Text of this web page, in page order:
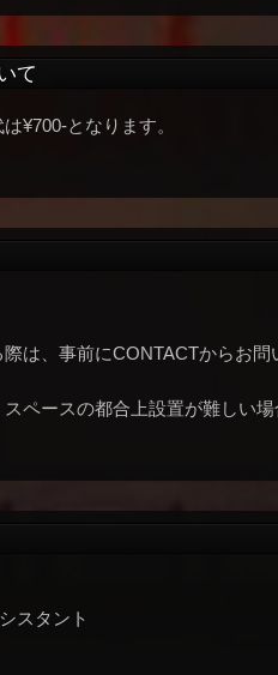
て
¥700-となります。
は、事前にCONTACTからお問
ペースの都合上設置が難しい場
スタント